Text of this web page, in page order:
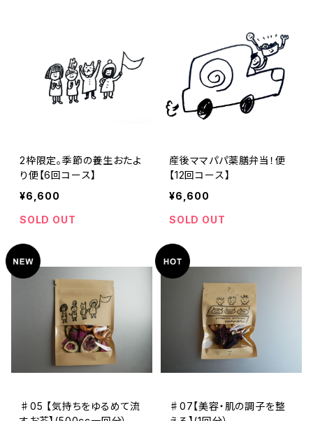
2枠限定。季節の養生おたよ
り便【6回コース】
¥6,600
SOLD OUT
産後ママパパ薬膳弁当！便
【12回コース】
¥6,600
SOLD OUT
♯05 【気持ちをゆるめて流
♯07【美容・肌の調子を整